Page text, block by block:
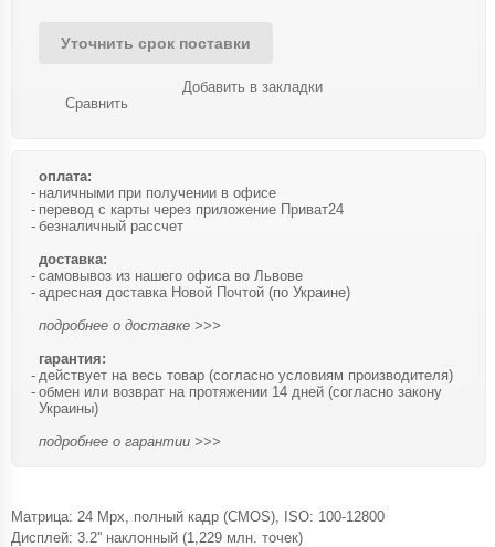
Уточнить срок поставки
Сравнить
Добавить в закладки
оплата:
наличными при получении в офисе
перевод с карты через приложение Приват24
безналичный рассчет
доставка:
самовывоз из нашего офиса во Львове
адресная доставка Новой Почтой (по Украине)
подробнее о доставке >>>
гарантия:
действует на весь товар (согласно условиям производителя)
обмен или возврат на протяжении 14 дней (согласно закону
Украины)
подробнее о гарантии >>>
Матрица: 24 Mpx, полный кадр (CMOS), ISO: 100-12800
Дисплей: 3.2'' наклонный (1,229 млн. точек)